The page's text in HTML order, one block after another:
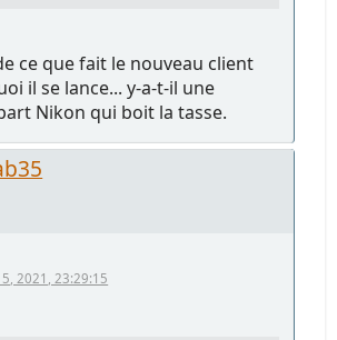
ce que fait le nouveau client
il se lance... y-a-t-il une
Nikon qui boit la tasse.
2021, 23:29:15